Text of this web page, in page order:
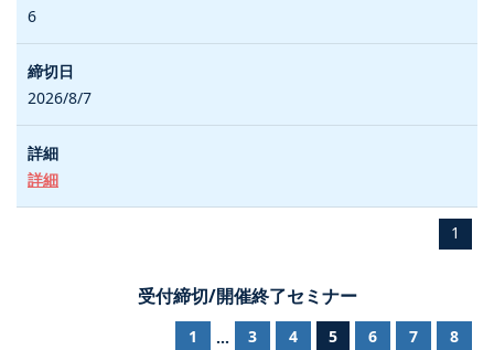
6
2026/8/7
詳細
1
受付締切/開催終了セミナー
1 ... 3 4 5 6 7 8